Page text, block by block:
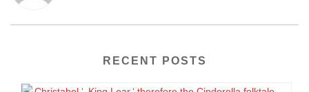
RECENT POSTS